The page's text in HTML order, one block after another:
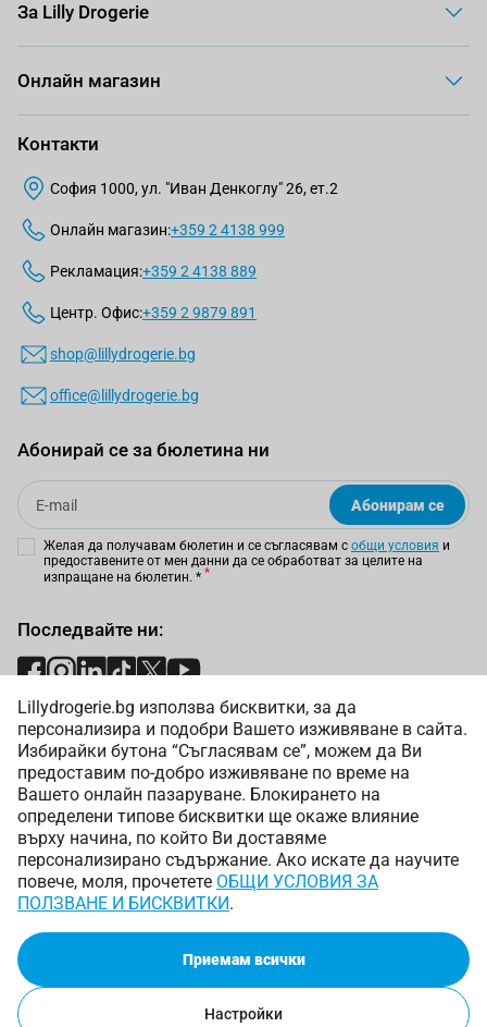
Lillydrogerie.bg използва бисквитки, за да
персонализира и подобри Вашето изживяване в сайта.
Избирайки бутона “Съгласявам се”, можем да Ви
предоставим по-добро изживяване по време на
Вашето онлайн пазаруване. Блокирането на
определени типове бисквитки ще окаже влияние
върху начина, по който Ви доставяме
персонализирано съдържание. Ако искате да научите
повече, моля, прочетете ОБЩИ УСЛОВИЯ ЗА
ПОЛЗВАНЕ И БИСКВИТКИ.
Приемам всички
Настройки
За Lilly Drogerie
Онлайн магазин
Контакти
София 1000, ул. "Иван Денкоглу" 26, ет.2
Онлайн магазин:+359 2 4138 999
Рекламация:+359 2 4138 889
Центр. Офис:+359 2 9879 891
shop@lillydrogerie.bg
office@lillydrogerie.bg
Абонирай се за бюлетина ни
Email
Абонирам се
Желая да получавам бюлетин и се съгласявам с общи условия и
предоставените от мен данни да се обработват за целите на
изпращане на бюлетин. *
Последвайте ни:
Начини на плащане:
Начини на доставка:
Copyright © 2025 Лили Дрогерие ЕООД. Всички права
запазени.
Онлайн магазин от